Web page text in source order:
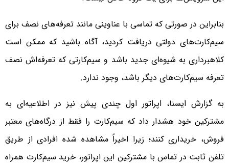
بنابراین در صورتی که تماسی با عناوینی مانند تعرفه‌های نصف برای
سیم‌کارت‌های دولتی دریافت کردید، آگاه باشید که ممکن است
کلاهبرداری به شیوه‌ای جدید باشد و سیم‌کارتی که تعرفه‌اش نصف
تعرفه سیم‌کارت‌های دیگر باشد، وجود ندارد.
به گزارش ایسنا، اپراتور اول چندی پیش نیز در اطلاعیه‌ای به
مشترکین خود هشدار داد که سیم‌کارت را فقط از درگاه‌های معتبر
فروش، خریداری کنند؛ زیرا اخیراً مشاهده شده افرادی از طریق
تلفن ثابت در تماس با مشترکین این اپراتور، خرید سیم‌کارت همراه